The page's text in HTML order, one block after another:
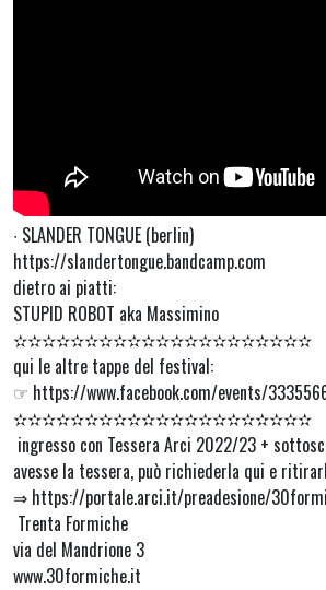
∙ SLANDER TONGUE (berlin)
https://slandertongue.bandcamp.com
dietro ai piatti:
STUPID ROBOT aka Massimino
✫✫✫✫✫✫✫✫✫✫✫✫✫✫✫✫✫✫✫✫✫
qui le altre tappe del festival:
☞ https://www.facebook.com/events/
✫✫✫✫✫✫✫✫✫✫✫✫✫✫✫✫✫✫✫✫✫
ingresso con Tessera Arci 2022/23 +
avesse la tessera, può richiederla qui e
⇒ https://portale.arci.it/preadesione/
Trenta Formiche
via del Mandrione 3
www.30formiche.it